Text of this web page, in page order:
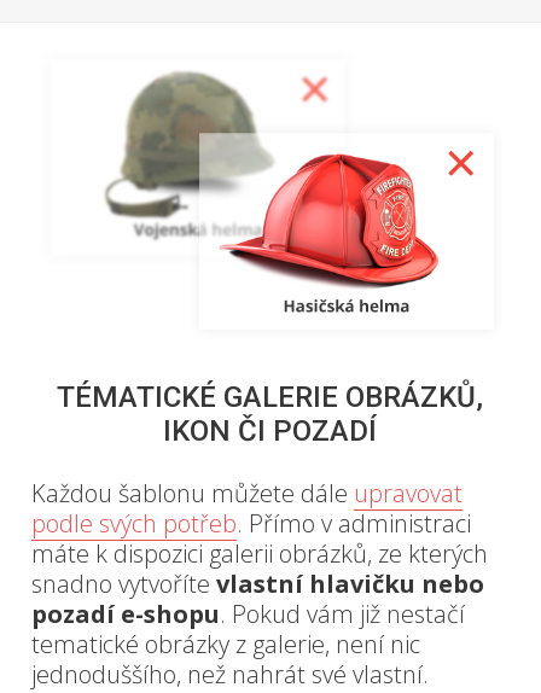
TÉMATICKÉ GALERIE OBRÁZKŮ,
IKON ČI POZADÍ
Každou šablonu můžete dále upravovat
podle svých potřeb. Přímo v administraci
máte k dispozici galerii obrázků, ze kterých
snadno vytvořítevlastní hlavičku nebo
pozadí e-shopu. Pokud vám již nestačí
tematické obrázky z galerie, není nic
jednoduššího, než nahrát své vlastní.